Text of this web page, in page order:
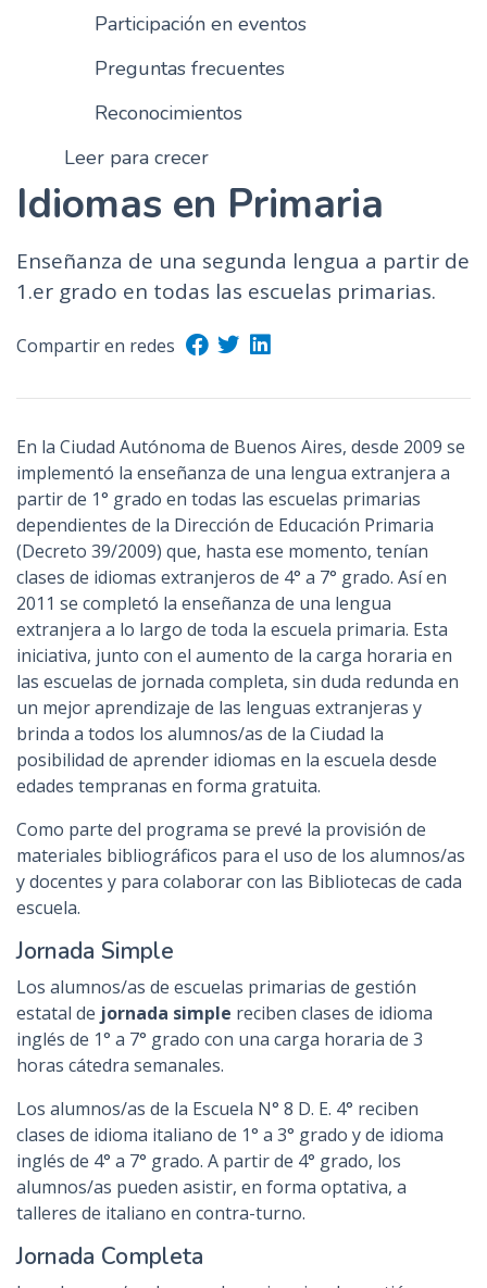
Participación en eventos
Preguntas frecuentes
Reconocimientos
Leer para crecer
Idiomas en Primaria
Enseñanza de una segunda lengua a partir de
1.er grado en todas las escuelas primarias.
Compartir en redes
En la Ciudad Autónoma de Buenos Aires, desde 2009 se
implementó la enseñanza de una lengua extranjera a
partir de 1° grado en todas las escuelas primarias
dependientes de la Dirección de Educación Primaria
(Decreto 39/2009) que, hasta ese momento, tenían
clases de idiomas extranjeros de 4° a 7° grado. Así en
2011 se completó la enseñanza de una lengua
extranjera a lo largo de toda la escuela primaria. Esta
iniciativa, junto con el aumento de la carga horaria en
las escuelas de jornada completa, sin duda redunda en
un mejor aprendizaje de las lenguas extranjeras y
brinda a todos los alumnos/as de la Ciudad la
posibilidad de aprender idiomas en la escuela desde
edades tempranas en forma gratuita.
Como parte del programa se prevé la provisión de
materiales bibliográficos para el uso de los alumnos/as
y docentes y para colaborar con las Bibliotecas de cada
escuela.
Jornada Simple
Los alumnos/as de escuelas primarias de gestión
estatal de jornada simple reciben clases de idioma
inglés de 1° a 7° grado con una carga horaria de 3
horas cátedra semanales.
Los alumnos/as de la Escuela N° 8 D. E. 4° reciben
clases de idioma italiano de 1° a 3° grado y de idioma
inglés de 4° a 7° grado. A partir de 4° grado, los
alumnos/as pueden asistir, en forma optativa, a
talleres de italiano en contra-turno.
Jornada Completa